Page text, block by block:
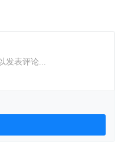
发表评论...